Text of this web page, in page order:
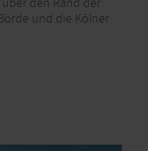
den Rand der
und die Kölner